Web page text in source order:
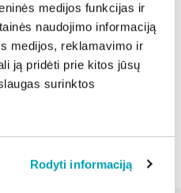
medijos funkcijas ir
naudojimo informaciją
medijos, reklamavimo ir
ją pridėti prie kitos jūsų
surinktos
Rodyti informaciją